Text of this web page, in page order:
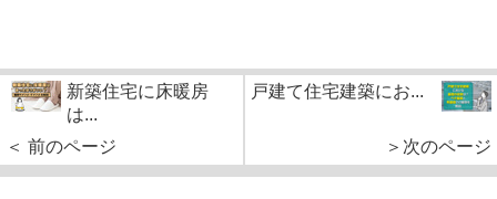
新築住宅に床暖房
は...
＜ 前のページ
戸建て住宅建築にお...
＞次のページ